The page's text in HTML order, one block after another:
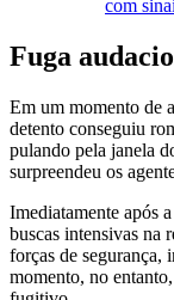
com
Fuga
Em um momento de
detento conseguiu
pulando pela janela
surpreendeu os
Imediatamente após
buscas intensivas na
forças de
momento, no